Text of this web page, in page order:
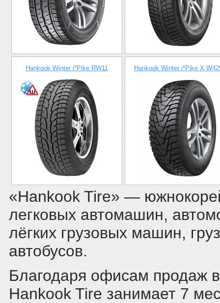
Hankook Winter i*Pike RW11 Hankook Winter i*Pike X
«Hankook Tire» —
легковых автомашин,
лёгких грузовых машин,
автобусов.
Благодаря офисам продаж
Hankook Tire занимает 7